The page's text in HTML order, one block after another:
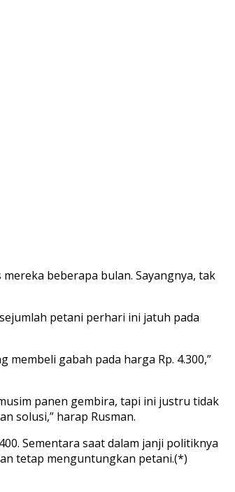
mereka beberapa bulan. Sayangnya, tak
petani perhari ini jatuh pada
gabah pada harga Rp. 4.300,”
panen gembira, tapi ini justru tidak
solusi,” harap Rusman.
Sementara saat dalam janji politiknya
tetap menguntungkan petani.(*)